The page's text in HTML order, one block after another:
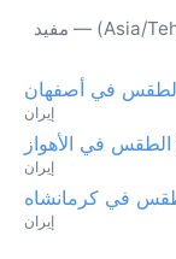
هذه المدن تتشارك توقيت Arāk المحلي (Asia/Tehran) — مفيد
إيران
إيران
إيران